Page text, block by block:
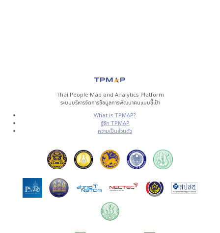
Thai People Map and Analytics Platform
ระบบบริหารจัดการข้อมูลการพัฒนาคนแบบชี้เป้า
What is TPMAP?
รู้จัก TPMAP
ความเป็นส่วนตัว